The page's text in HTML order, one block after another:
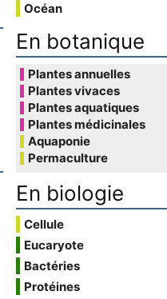
Océan
En botanique
Plantes annuelles
Plantes vivaces
Plantes aquatiques
Plantes médicinales
Aquaponie
Permaculture
En biologie
Cellule
Eucaryote
Bactéries
Protéines